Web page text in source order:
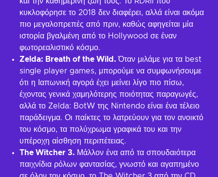
κυκλοφόρησε το 2018 δεν διαφέρει, αλλά είναι ακόμα
πιο μεγαλοπρεπές από πριν, καθώς αφηγείται μία
ιστορία βγαλμένη από το Hollywood σε έναν
φωτορεαλιστικό κόσμο.
Zelda: Breath of the Wild.Όταν μιλάμε για τα best
single player games, μπορούμε να συμφωνήσουμε
ότι η Ιαπωνική αγορά έχει μείνει λίγο πιο πίσω,
έχοντας γενικά χαμηλότερης ποιότητας παραγωγές,
αλλά το Zelda: BotW της Nintendo είναι ένα τέλειο
παράδειγμα. Οι παίκτες το λατρεύουν για τον ανοικτό
του κόσμο, τα πολύχρωμα γραφικά του και την
υπέροχη αίσθηση περιπέτειας.
The Witcher 3. Μάλλον ένα από τα σπουδαιότερα
παιχνίδια ρόλων φαντασίας, γνωστό και αγαπημένο